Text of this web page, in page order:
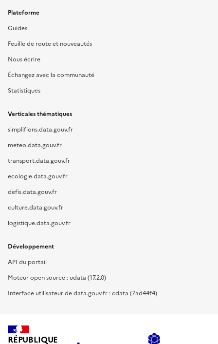
Plateforme
Guides
Feuille de route et nouveautés
Nous écrire
Échangez avec la communauté
Statistiques
Verticales thématiques
simplifions.data.gouv.fr
meteo.data.gouv.fr
transport.data.gouv.fr
ecologie.data.gouv.fr
defis.data.gouv.fr
culture.data.gouv.fr
logistique.data.gouv.fr
Développement
API du portail
Moteur open source : udata (17.2.0)
Interface utilisateur de data.gouv.fr : cdata (7ad44f4)
RÉPUBLIQUE